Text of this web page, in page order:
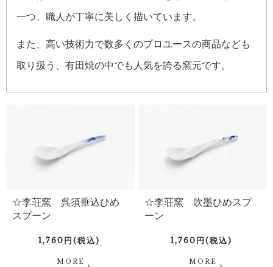
一つ、職人が丁寧に美しく描いています。
また、高い技術力で数多くのプロユースの商品なども
取り扱う、有田焼の中でも人気を誇る窯元です。
☆李荘窯 呉須垂込ひめ
スプーン
1,760円(税込)
MORE
☆李荘窯 吹墨ひめスプ
ーン
1,760円(税込)
MORE